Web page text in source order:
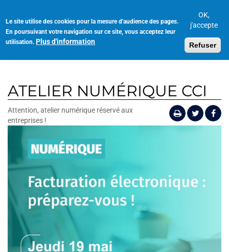
Le site utilise des cookies pour la mesure d'audience des pages.
En poursuivant votre navigation sur ce site, vous acceptez leur
utilisation. Plus d'information
OK,
j'accepte
Refuser
contenu
principal
ATELIER NUMÉRIQUE CCI
Attention, atelier numérique réservé aux
entreprises !